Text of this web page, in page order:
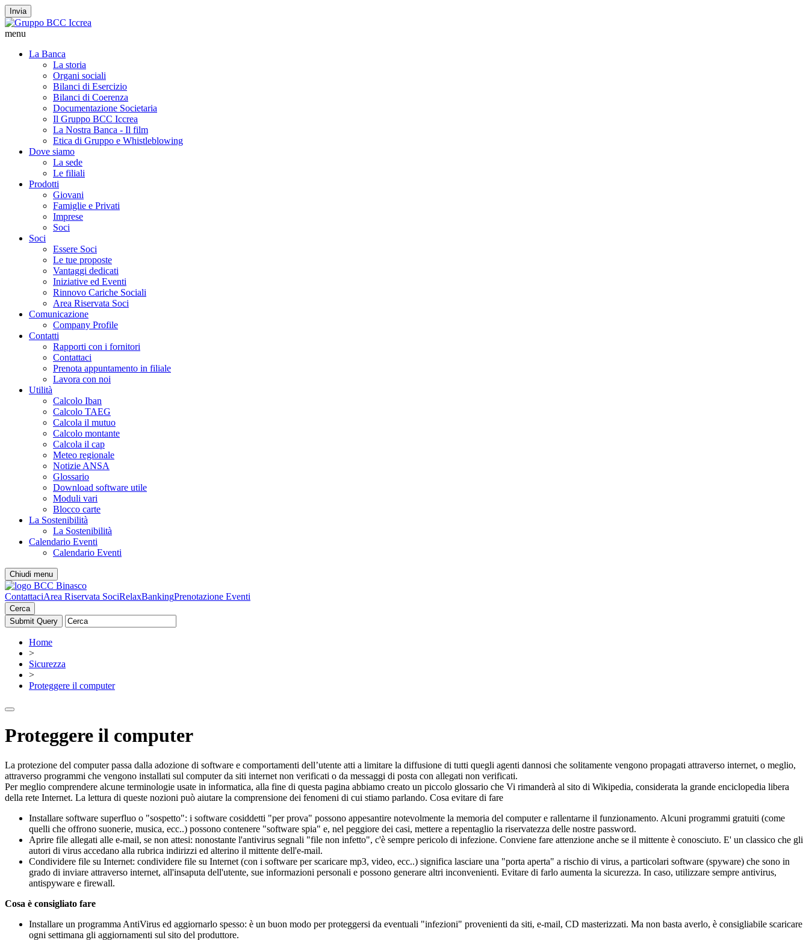
Invia
menu
La Banca
La storia
Organi sociali
Bilanci di Esercizio
Bilanci di Coerenza
Documentazione Societaria
Il Gruppo BCC Iccrea
La Nostra Banca - Il film
Etica di Gruppo e Whistleblowing
Dove siamo
La sede
Le filiali
Prodotti
Giovani
Famiglie e Privati
Imprese
Soci
Soci
Essere Soci
Le tue proposte
Vantaggi dedicati
Iniziative ed Eventi
Rinnovo Cariche Sociali
Area Riservata Soci
Comunicazione
Company Profile
Contatti
Rapporti con i fornitori
Contattaci
Prenota appuntamento in filiale
Lavora con noi
Utilità
Calcolo Iban
Calcolo TAEG
Calcola il mutuo
Calcolo montante
Calcola il cap
Meteo regionale
Notizie ANSA
Glossario
Download software utile
Moduli vari
Blocco carte
La Sostenibilità
La Sostenibilità
Calendario Eventi
Calendario Eventi
Chiudi menu
ContattaciArea Riservata SociRelaxBankingPrenotazione Eventi
Cerca
Home
>
Sicurezza
>
Proteggere il computer
Proteggere il computer
La protezione del computer passa dalla adozione di software e comportamenti dell’utente atti a limitare la diffusione di tutti quegli agenti dannosi che solitamente vengono propagati attraverso internet, o meglio,
attraverso programmi che vengono installati sul computer da siti internet non verificati o da messaggi di posta con allegati non verificati.
Per meglio comprendere alcune terminologie usate in informatica, alla fine di questa pagina abbiamo creato un piccolo glossario che Vi rimanderà al sito di Wikipedia, considerata la grande enciclopedia libera
della rete Internet. La lettura di queste nozioni può aiutare la comprensione dei fenomeni di cui stiamo parlando. Cosa evitare di fare
Installare software superfluo o "sospetto": i software cosiddetti "per prova" possono appesantire notevolmente la memoria del computer e rallentarne il funzionamento. Alcuni programmi gratuiti (come
quelli che offrono suonerie, musica, ecc..) possono contenere "software spia" e, nel peggiore dei casi, mettere a repentaglio la riservatezza delle nostre password.
Aprire file allegati alle e-mail, se non attesi: nonostante l'antivirus segnali "file non infetto", c'è sempre pericolo di infezione. Conviene fare attenzione anche se il mittente è conosciuto. E' un classico che gli
autori di virus accedano alla rubrica indirizzi ed alterino il mittente dell'e-mail.
Condividere file su Internet: condividere file su Internet (con i software per scaricare mp3, video, ecc..) significa lasciare una "porta aperta" a rischio di virus, a particolari software (spyware) che sono in
grado di inviare attraverso internet, all'insaputa dell'utente, sue informazioni personali e possono generare altri inconvenienti. Evitare di farlo aumenta la sicurezza. In caso, utilizzare sempre antivirus,
antispyware e firewall.
Cosa è consigliato fare
Installare un programma AntiVirus ed aggiornarlo spesso: è un buon modo per proteggersi da eventuali "infezioni" provenienti da siti, e-mail, CD masterizzati. Ma non basta averlo, è consigliabile scaricare
ogni settimana gli aggiornamenti sul sito del produttore.